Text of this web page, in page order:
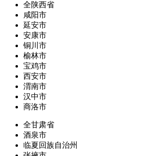
全陕西省
咸阳市
延安市
安康市
铜川市
榆林市
宝鸡市
西安市
渭南市
汉中市
商洛市
全甘肃省
酒泉市
临夏回族自治州